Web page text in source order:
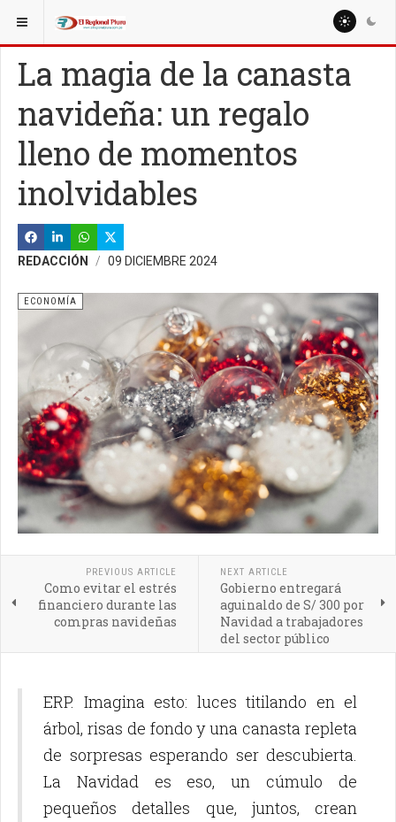
ESTÁ AQUÍ: NACIONALES
La magia de la canasta
navideña: un regalo
lleno de momentos
inolvidables
REDACCIÓN 09 DICIEMBRE 2024
ECONOMÍA
PREVIOUS ARTICLE
Como evitar el estrés
financiero durante las
compras navideñas
NEXT ARTICLE
Gobierno entregará
aguinaldo de S/ 300 por
Navidad a trabajadores
del sector público
ERP. Imagina esto: luces titilando en el
árbol, risas de fondo y una canasta repleta
de sorpresas esperando ser descubierta.
La Navidad es eso, un cúmulo de
pequeños detalles que, juntos, crean